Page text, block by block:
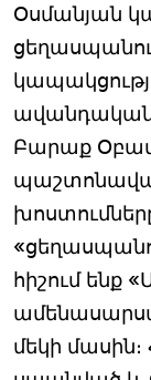
Օսմանյան
ավանդական
Բարաք
հիշում ենք
մեկի